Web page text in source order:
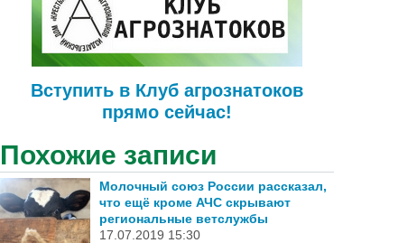
Вступить в Клуб агрознатоков
прямо сейчас!
Похожие записи
Молочный союз России рассказал,
что ещё кроме АЧС скрывают
региональные ветслужбы
17.07.2019 15:30